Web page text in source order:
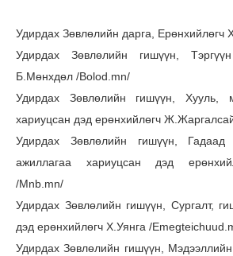
Удирдах Зөвлөлийн дарга, Ерөнхийлөгч
Удирдах Зөвлөлийн гишүүн,
Б.Мөнхдөл /Bolod.mn/
Удирдах Зөвлөлийн гишүүн, Хууль,
хариуцсан дэд ерөнхийлөгч
Удирдах Зөвлөлийн гишүүн,
ажиллагаа хариуцсан дэд
/Mnb.mn/
Удирдах Зөвлөлийн гишүүн, Сургалт,
дэд ерөнхийлөгч Х.Уянга /
Удирдах Зөвлөлийн гишүүн,